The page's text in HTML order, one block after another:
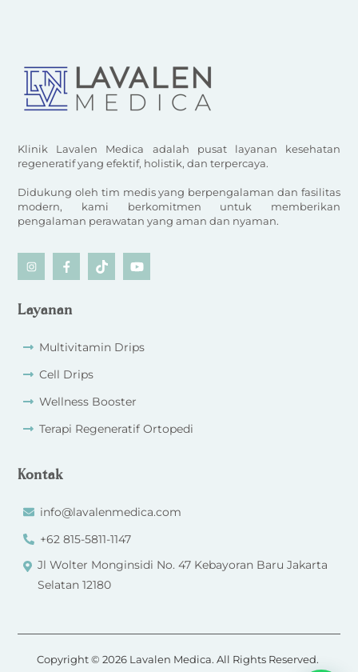
Klinik Lavalen Medica adalah pusat layanan kesehatan
regeneratif yang efektif, holistik, dan terpercaya.
Didukung oleh tim medis yang berpengalaman dan fasilitas
modern, kami berkomitmen untuk memberikan
pengalaman perawatan yang aman dan nyaman.
Icon
Icon
Icon
Icon
Layanan
Multivitamin Drips
Cell Drips
Wellness Booster
Terapi Regeneratif Ortopedi
Kontak
info@lavalenmedica.com
+62 815-5811-1147
Jl Wolter Monginsidi No. 47 Kebayoran Baru Jakarta
Selatan 12180
Copyright © 2026 Lavalen Medica. All Rights Reserved.